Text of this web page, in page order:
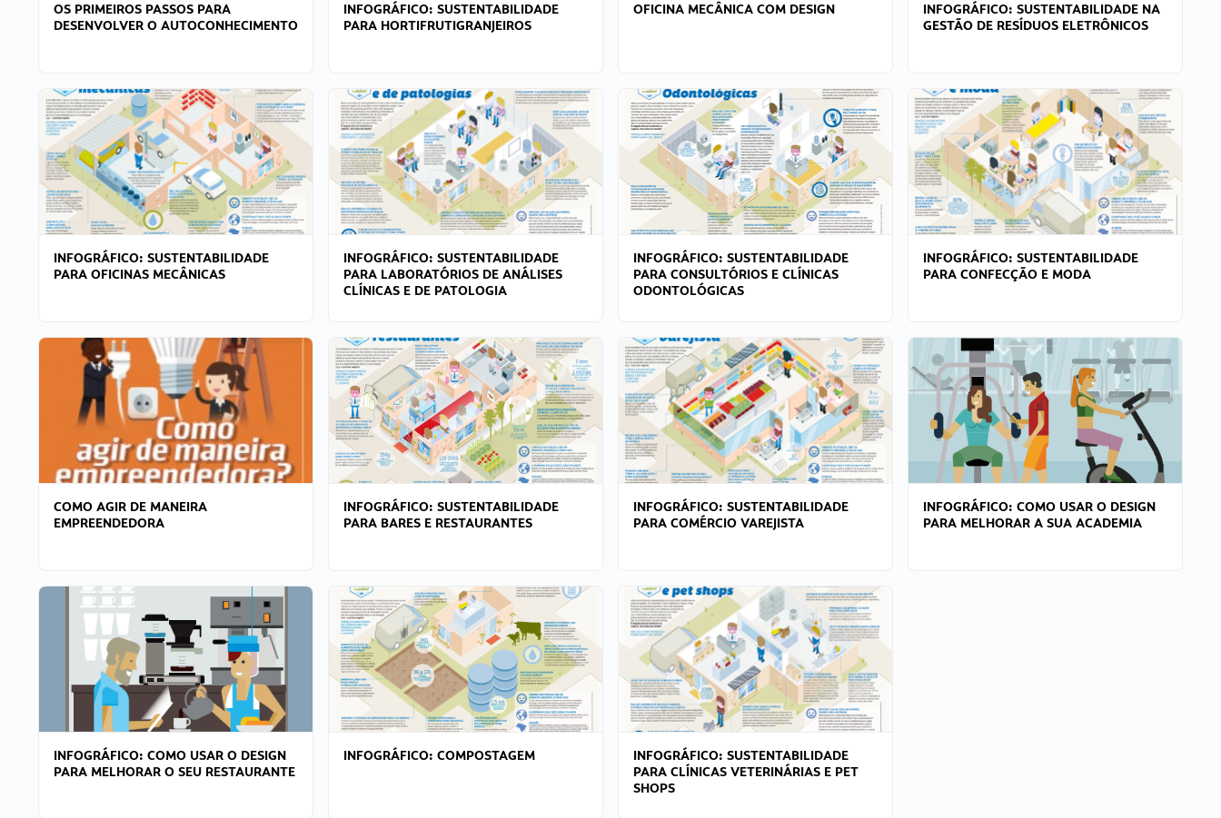
OS PRIMEIROS PASSOS PARA
DESENVOLVER O AUTOCONHECIMENTO
INFOGRÁFICO: SUSTENTABILIDADE
PARA HORTIFRUTIGRANJEIROS
OFICINA MECÂNICA COM DESIGN
INFOGRÁFICO: SUSTENTABILIDADE NA
GESTÃO DE RESÍDUOS ELETRÔNICOS
INFOGRÁFICO: SUSTENTABILIDADE
PARA OFICINAS MECÂNICAS
INFOGRÁFICO: SUSTENTABILIDADE
PARA LABORATÓRIOS DE ANÁLISES
CLÍNICAS E DE PATOLOGIA
INFOGRÁFICO: SUSTENTABILIDADE
PARA CONSULTÓRIOS E CLÍNICAS
ODONTOLÓGICAS
INFOGRÁFICO: SUSTENTABILIDADE
PARA CONFECÇÃO E MODA
COMO AGIR DE MANEIRA
EMPREENDEDORA
INFOGRÁFICO: SUSTENTABILIDADE
PARA BARES E RESTAURANTES
INFOGRÁFICO: SUSTENTABILIDADE
PARA COMÉRCIO VAREJISTA
INFOGRÁFICO: COMO USAR O DESIGN
PARA MELHORAR A SUA ACADEMIA
INFOGRÁFICO: COMO USAR O DESIGN
PARA MELHORAR O SEU RESTAURANTE
INFOGRÁFICO: COMPOSTAGEM
INFOGRÁFICO: SUSTENTABILIDADE
PARA CLÍNICAS VETERINÁRIAS E PET
SHOPS